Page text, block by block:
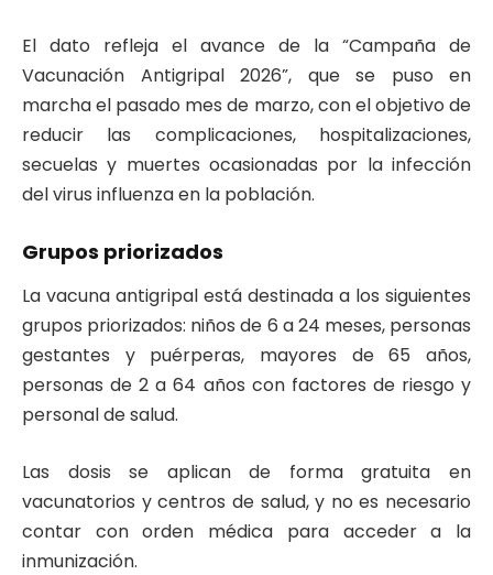
El dato refleja el avance de la “Campaña de
Vacunación Antigripal 2026”, que se puso en
marcha el pasado mes de marzo, con el objetivo de
reducir las complicaciones, hospitalizaciones,
secuelas y muertes ocasionadas por la infección
del virus influenza en la población.
Grupos priorizados
La vacuna antigripal está destinada a los siguientes
grupos priorizados: niños de 6 a 24 meses, personas
gestantes y puérperas, mayores de 65 años,
personas de 2 a 64 años con factores de riesgo y
personal de salud.
Las dosis se aplican de forma gratuita en
vacunatorios y centros de salud, y no es necesario
contar con orden médica para acceder a la
inmunización.